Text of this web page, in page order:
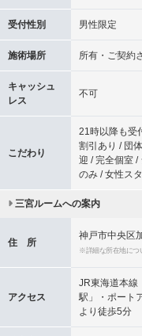
受付性別 男性限定
施術場所 所有・ご契約
キャッシュ
レス
不可
こだわり
21時以降も受
割引あり / 団
迎 / 完全個室 /
のみ / 女性ス
三宮ルームへの案内
住 所
神戸市中央区
※詳細な所在地につ
アクセス
JR東海道本線
駅」・ポート
より徒歩5分